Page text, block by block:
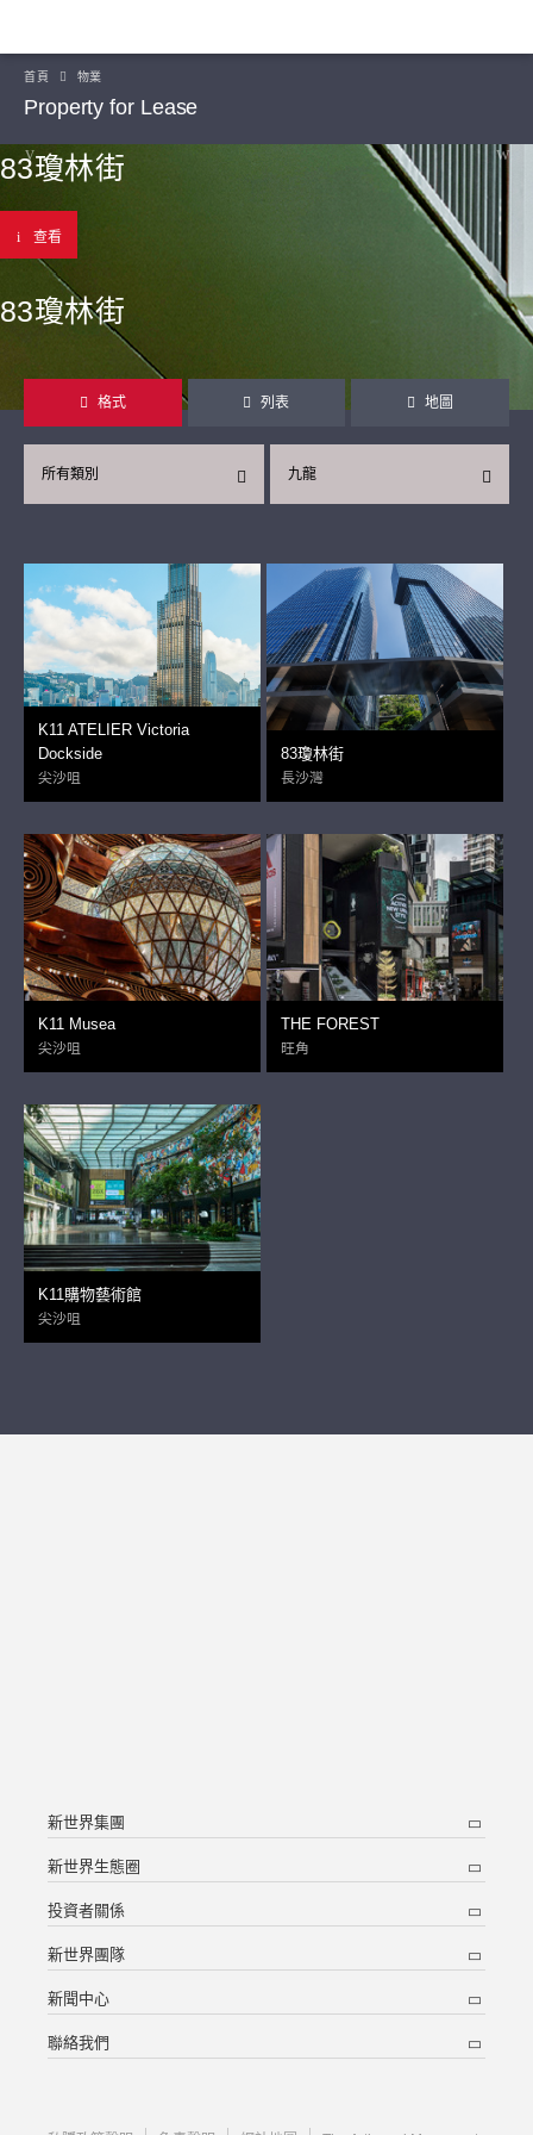
首頁 物業
Property for Lease
83瓊林街
查看
83瓊林街
格式 列表 地圖
九龍
所有類別
K11 ATELIER Victoria
Dockside
尖沙咀
83瓊林街
長沙灣
K11 Musea
尖沙咀
THE FOREST
旺角
K11購物藝術館
尖沙咀
新世界集團
新世界生態圈
投資者關係
新世界團隊
新聞中心
聯絡我們